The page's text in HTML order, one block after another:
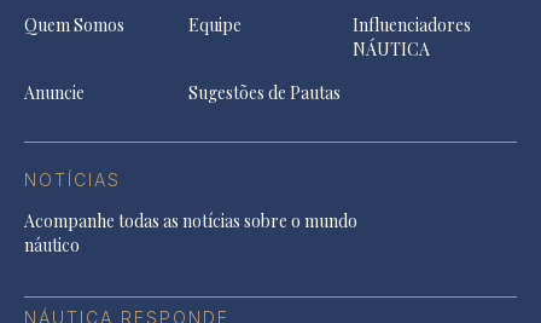
Quem Somos Equipe
Influenciadores
NÁUTICA
Anuncie
Sugestões de Pautas
NOTÍCIAS
Acompanhe todas as notícias sobre o mundo
náutico
NÁUTICA RESPONDE